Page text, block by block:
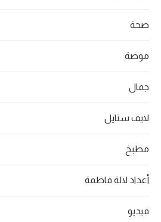
صحة
موضة
جمال
لايف ستايل
مطبخ
أعداد لالة فاطمة
فيديو